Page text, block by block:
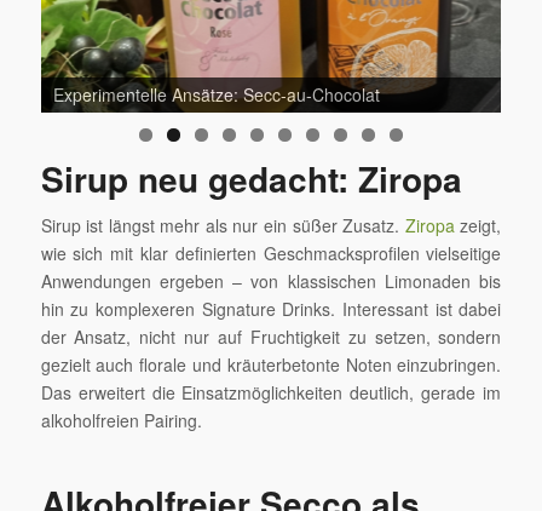
Experimentelle Ansätze: Secc-au-Chocolat
Sirup neu gedacht: Ziropa
Sirup ist längst mehr als nur ein süßer Zusatz. Ziropa zeigt,
wie sich mit klar definierten Geschmacksprofilen vielseitige
Anwendungen ergeben – von klassischen Limonaden bis
hin zu komplexeren Signature Drinks. Interessant ist dabei
der Ansatz, nicht nur auf Fruchtigkeit zu setzen, sondern
gezielt auch florale und kräuterbetonte Noten einzubringen.
Das erweitert die Einsatzmöglichkeiten deutlich, gerade im
alkoholfreien Pairing.